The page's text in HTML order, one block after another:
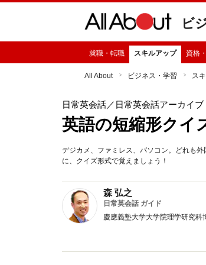
ビ
就職・転職 スキルアップ 資格
All About ビジネス・学習 ス
日常英会話／日常英会話アーカイブ
英語の短縮形クイ
デジカメ、ファミレス、パソコン。どれも
に、クイズ形式で覚えましょう！
森 弘之
日常英会話 ガイド
慶應義塾大学大学院理学研究科